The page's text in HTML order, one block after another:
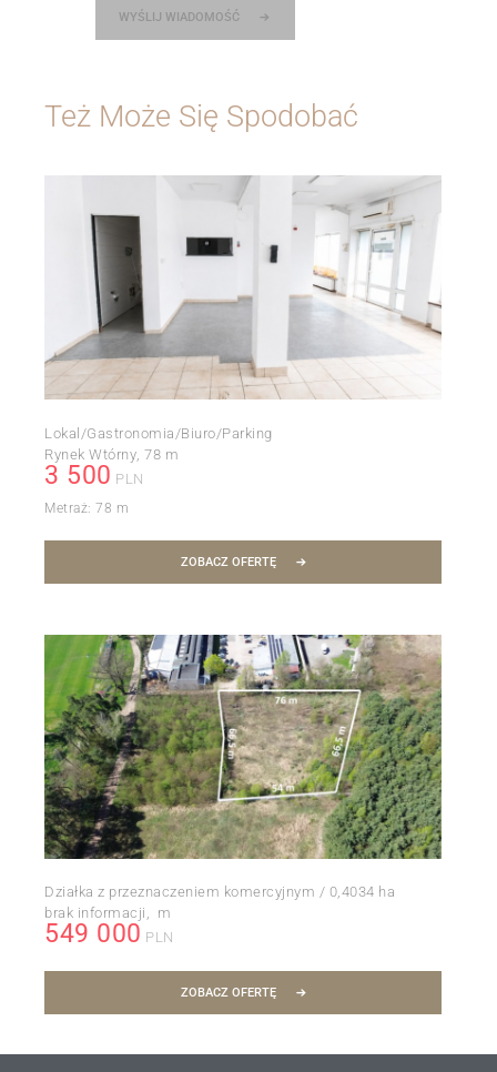
WYŚLIJ WIADOMOŚĆ
Też Może Się Spodobać
Lokal/Gastronomia/Biuro/Parking
Rynek Wtórny 78 m
3 500 PLN
Metraż: 78 m
ZOBACZ OFERTĘ
Działka z przeznaczeniem komercyjnym / 0,4034 ha
brak informacji
m
549 000 PLN
ZOBACZ OFERTĘ